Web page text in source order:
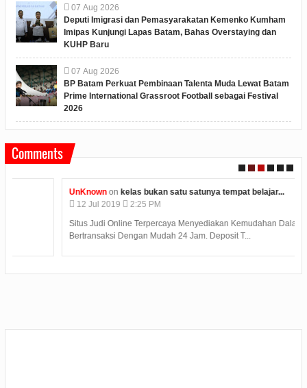
07 Aug 2026
Deputi Imigrasi dan Pemasyarakatan Kemenko Kumham
Imipas Kunjungi Lapas Batam, Bahas Overstaying dan
KUHP Baru
07 Aug 2026
BP Batam Perkuat Pembinaan Talenta Muda Lewat Batam
Prime International Grassroot Football sebagai Festival
2026
Comments
onkelas bukan satu satunya tempat belajar...
2019
2:25 PM
Situs Judi Online Terpercaya Menyediakan Kemudahan Dalam
Bertransaksi Dengan Mudah 24 Jam. Deposit T...